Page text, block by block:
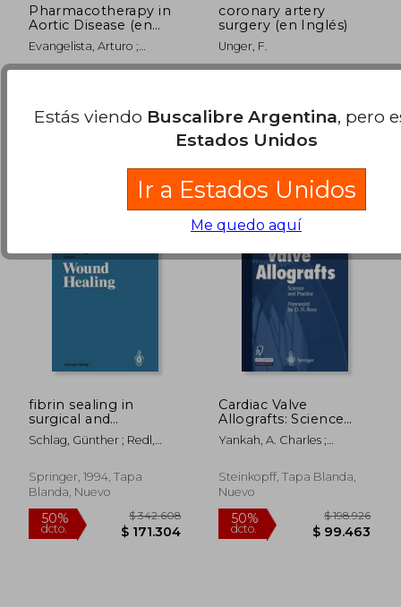
50%
dcto.
$ 438.396
$ 219.198
50%
dcto. $
Pharmacotherapy in
Aortic Disease (en
Inglés)
Evangelista, Arturo ;
Nienaber, Christoph A.
coronary artery
surgery (en Inglés)
Unger, F.
fibrin sealing in
surgical and
nonsurgical fields:
volume 1: wound
Schlag, Günther ; Redl,
Springer, 1994, Tapa
Blanda, Nuevo
Cardiac Valve
Allografts: Science
and Practice (en
Inglés)
Yankah, A. Charles ;
Roland
Steinkopff, Tapa Blanda,
Nuevo
Estás viendo Buscalibre Argentina, pero
Estados Unidos
Ir a Estados Unidos
Me quedo aquí